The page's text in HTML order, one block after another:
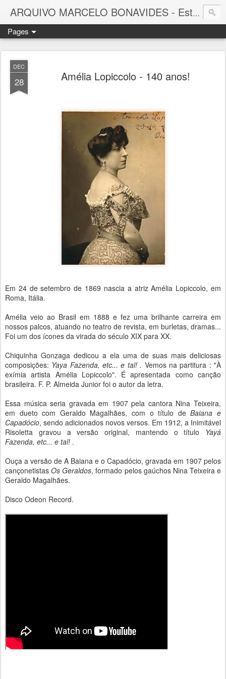
ARQUIVO MARCELO BONAVIDES - Estrelas que nunca se Apagam -
Pages
DEC
28 Amélia Lopiccolo - 140 anos!
Em 24 de setembro de 1869 nascia a atriz Amélia Lopiccolo, em
Roma, Itália.
Amélia veio ao Brasil em 1888 e fez uma brilhante carreira em
nossos palcos, atuando no teatro de revista, em burletas, dramas...
Foi um dos ícones da virada do século XIX para XX.
Chiquinha Gonzaga dedicou a ela uma de suas mais deliciosas
composições: Yaya Fazenda, etc... e tal! . Vemos na partitura : "À
exímia artista Amélia Lopiccolo". É apresentada como canção
brasileira. F. P. Almeida Junior foi o autor da letra.
Essa música seria gravada em 1907 pela cantora Nina Teixeira,
em dueto com Geraldo Magalhães, com o título deBaiana e
Capadócio, sendo adicionados novos versos. Em 1912, a Inimitável
Risoletta gravou a versão original, mantendo o título Yayá
Fazenda, etc... e tal! .
Ouça a versão de A Baiana e o Capadócio, gravada em 1907 pelos
cançonetistasOs Geraldos, formado pelos gaúchos Nina Teixeira e
Geraldo Magalhães.
Disco Odeon Record.